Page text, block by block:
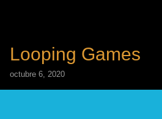
Looping Games
octubre 6, 2020